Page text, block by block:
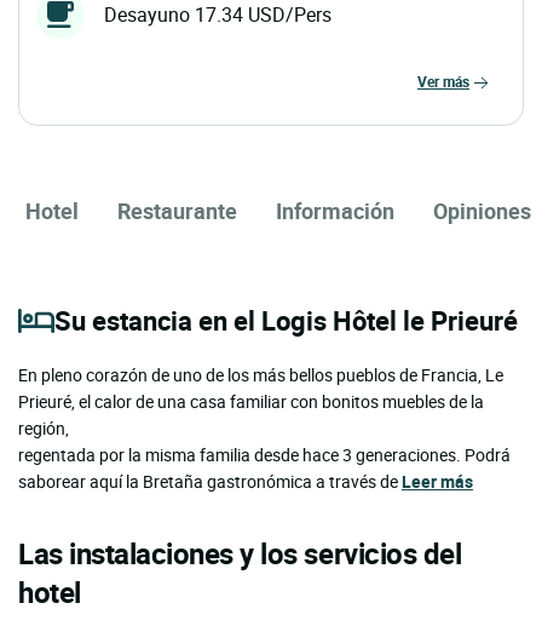
Desayuno 17.34 USD/Pers
ver más
Hotel Restaurante Información Opiniones
Su estancia en el Logis Hôtel le Prieuré
En pleno corazón de uno de los más bellos pueblos de Francia, Le
Prieuré, el calor de una casa familiar con bonitos muebles de la
región,
regentada por la misma familia desde hace 3 generaciones. Podrá
saborear aquí la Bretaña gastronómica a través deLeer más
Las instalaciones y los servicios del
hotel